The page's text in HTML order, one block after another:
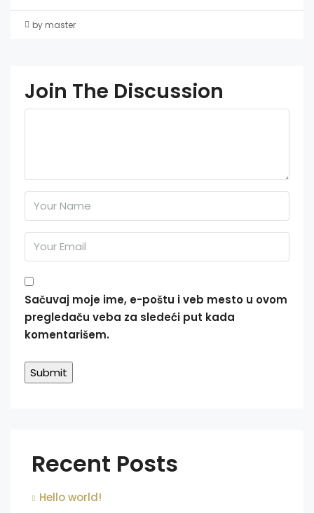
by master
Join The Discussion
Sačuvaj moje ime, e-poštu i veb mesto u ovom
pregledaču veba za sledeći put kada
komentarišem.
Recent Posts
Hello world!